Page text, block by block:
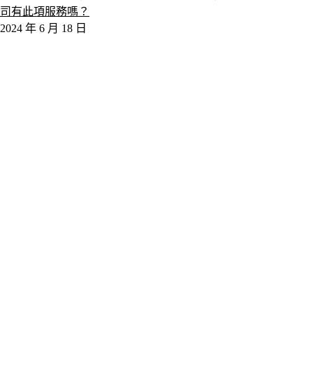
司有此項服務嗎？
2024 年 6 月 18 日